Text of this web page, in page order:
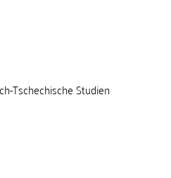
Tschechische Studien